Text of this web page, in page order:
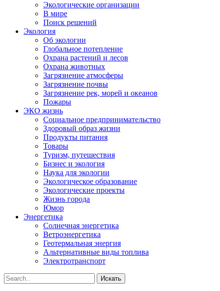
Экологические организации
В мире
Поиск решений
Экология
Об экологии
Глобальное потепление
Охрана растений и лесов
Охрана животных
Загрязнение атмосферы
Загрязнение почвы
Загрязнение рек, морей и океанов
Пожары
ЭКО жизнь
Социальное предпринимательство
Здоровый образ жизни
Продукты питания
Товары
Туризм, путешествия
Бизнес и экология
Наука для экологии
Экологическое образование
Экологические проекты
Жизнь города
Юмор
Энергетика
Солнечная энергетика
Ветроэнергетика
Геотермальная энергия
Альтернативные виды топлива
Электротранспорт